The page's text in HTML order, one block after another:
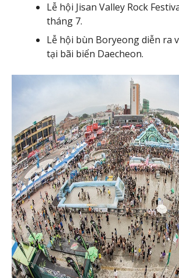
Lễ hội Jisan Valley Rock
tháng 7.
Lễ hội bùn Boryeong diễn ra
tại bãi biển Daecheon.